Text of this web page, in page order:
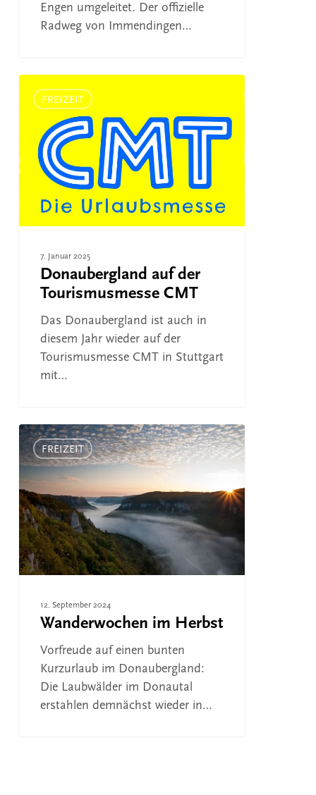
Engen umgeleitet. Der offizielle
Radweg von Immendingen…
auf
der
Tourismusmesse
CMT
FREIZEIT
7. Januar 2025
Donaubergland auf der
Tourismusmesse CMT
Das Donaubergland ist auch in
diesem Jahr wieder auf der
Tourismusmesse CMT in Stuttgart
mit…
Wanderwochen
im
Herbst
FREIZEIT
12. September 2024
Wanderwochen im Herbst
Vorfreude auf einen bunten
Kurzurlaub im Donaubergland:
Die Laubwälder im Donautal
erstahlen demnächst wieder in…